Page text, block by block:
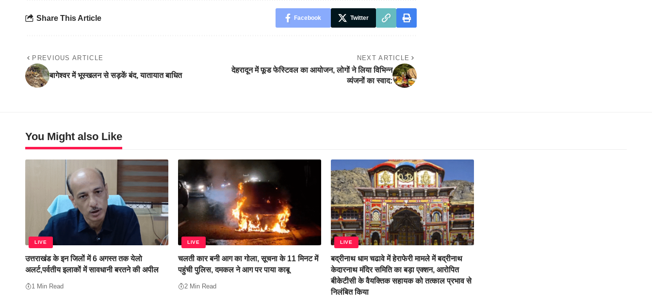
Share This Article Facebook Twitter
PREVIOUS ARTICLE
बागेश्वर में भूस्खलन से सड़कें बंद, यातायात बाधित
NEXT ARTICLE
देहरादून में फूड फेस्टिवल का आयोजन, लोगों ने लिया विभिन्न
व्यंजनों का स्वाद:
You Might also Like
LIVE
उत्तराखंड के इन जिलों में 6 अगस्त तक येलो
अलर्ट,पर्वतीय इलाकों में सावधानी बरतने की अपील
1 Min Read
LIVE
चलती कार बनी आग का गोला, सूचना के 11 मिनट में
पहुंची पुलिस, दमकल ने आग पर पाया काबू
2 Min Read
LIVE
बद्रीनाथ धाम चढावे में हेराफेरी मामले में बद्रीनाथ
केदारनाथ मंदिर समिति का बड़ा एक्शन, आरोपित
बीकेटीसी के वैयक्तिक सहायक को तत्काल प्रभाव से
निलंबित किया